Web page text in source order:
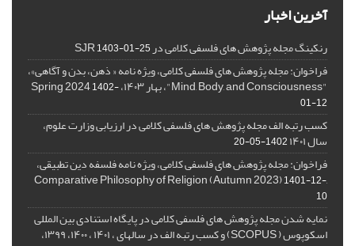
آخرین اخبار
رنکینگ مجله پژوهش های فلسفی کلامی در SJR1403-01-25
فراخوان: مجله پژوهش های فلسفی کلامی، ویژه نامه « ذهن، بدن و آگاهی»،
"Mind, Body, and Consciousness"، بهار ۱۴۰۳، Spring 2024
1402-
01-12
کسب رتبه الف مجله پژوهش های فلسفی کلامی در ارزیابی وزارت علوم،
سال ۱۴۰۱ 1402-05-20
فراخوان: مجله پژوهش های فلسفی کلامی، ویژه نامه فلسفه دین تطبیقی،
,Comparative Philosophy of Religion (Autumn 2023)
1401-12-
10
نمایه شدن مجله پژوهش های فلسفی کلامی در پایگاه استنادی بین المللی
اسکوپوس ( SCOPUS) و کسب رتبه الف در سالهای ، ۱۴۰۱ ، ۱۴۰۰، ۱۳۹۹،